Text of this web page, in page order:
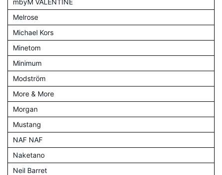
Melrose
Michael Kors
Minetom
Minimum
Modström
More & More
Morgan
Mustang
NAF NAF
Naketano
Neil Barret